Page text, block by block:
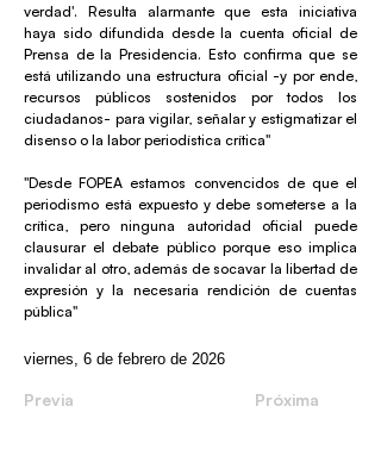
verdad'. Resulta alarmante que esta iniciativa
haya sido difundida desde la cuenta oficial de
Prensa de la Presidencia. Esto confirma que se
está utilizando una estructura oficial -y por ende,
recursos públicos sostenidos por todos los
ciudadanos- para vigilar, señalar y estigmatizar el
disenso o la labor periodística crítica"
"Desde FOPEA estamos convencidos de que el
periodismo está expuesto y debe someterse a la
crítica, pero ninguna autoridad oficial puede
clausurar el debate público porque eso implica
invalidar al otro, además de socavar la libertad de
expresión y la necesaria rendición de cuentas
pública"
viernes, 6 de febrero de 2026
Previa Próxima